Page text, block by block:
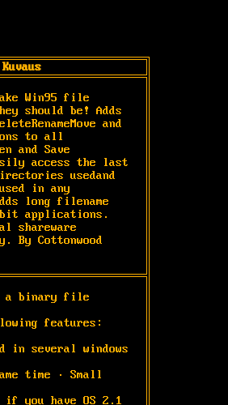
Kuvaus
Win95 file
should be! Adds
and
to all
and Save
access the last
usedand
in any
long filename
applications.
shareware
By Cottonwood
a binary file
features:
in several windows
time ∙ Small
if you have OS 2.1